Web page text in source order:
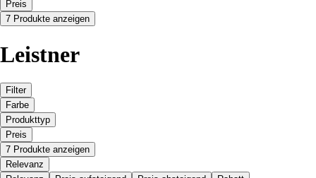
Preis
7 Produkte anzeigen
Leistner
Filter
Farbe
Produkttyp
Preis
7 Produkte anzeigen
Relevanz